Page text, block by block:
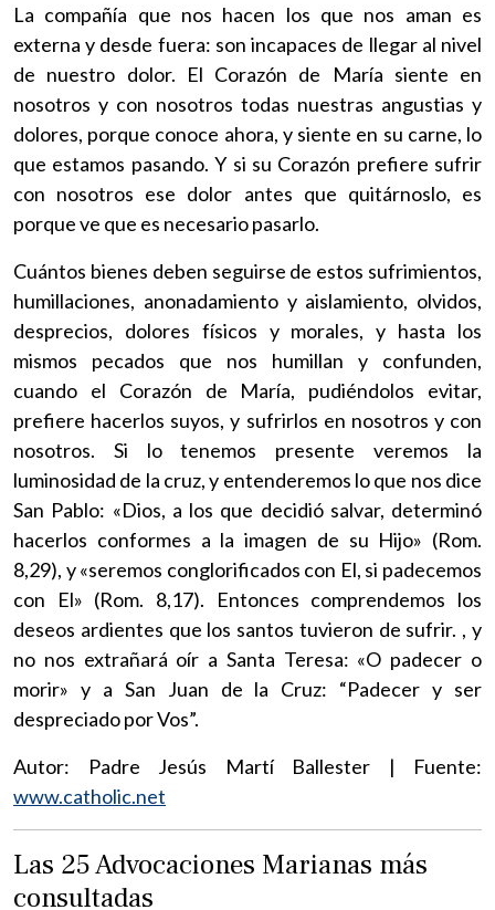
La compañía que nos hacen los que nos aman es
externa y desde fuera: son incapaces de llegar al nivel
de nuestro dolor. El Corazón de María siente en
nosotros y con nosotros todas nuestras angustias y
dolores, porque conoce ahora, y siente en su carne, lo
que estamos pasando. Y si su Corazón prefiere sufrir
con nosotros ese dolor antes que quitárnoslo, es
porque ve que es necesario pasarlo.
Cuántos bienes deben seguirse de estos sufrimientos,
humillaciones, anonadamiento y aislamiento, olvidos,
desprecios, dolores físicos y morales, y hasta los
mismos pecados que nos humillan y confunden,
cuando el Corazón de María, pudiéndolos evitar,
prefiere hacerlos suyos, y sufrirlos en nosotros y con
nosotros. Si lo tenemos presente veremos la
luminosidad de la cruz, y entenderemos lo que nos dice
San Pablo: «Dios, a los que decidió salvar, determinó
hacerlos conformes a la imagen de su Hijo» (Rom.
8,29), y «seremos conglorificados con El, si padecemos
con El» (Rom. 8,17). Entonces comprendemos los
deseos ardientes que los santos tuvieron de sufrir. , y
no nos extrañará oír a Santa Teresa: «O padecer o
morir» y a San Juan de la Cruz: “Padecer y ser
despreciado por Vos”.
Autor: Padre Jesús Martí Ballester | Fuente:
www.catholic.net
Las 25 Advocaciones Marianas más
consultadas